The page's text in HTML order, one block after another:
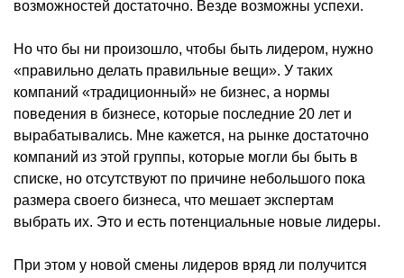
возможностей достаточно. Везде возможны успехи.
Но что бы ни произошло, чтобы быть лидером, нужно
«правильно делать правильные вещи». У таких
компаний «традиционный» не бизнес, а нормы
поведения в бизнесе, которые последние 20 лет и
вырабатывались. Мне кажется, на рынке достаточно
компаний из этой группы, которые могли бы быть в
списке, но отсутствуют по причине небольшого пока
размера своего бизнеса, что мешает экспертам
выбрать их. Это и есть потенциальные новые лидеры.
При этом у новой смены лидеров вряд ли получится